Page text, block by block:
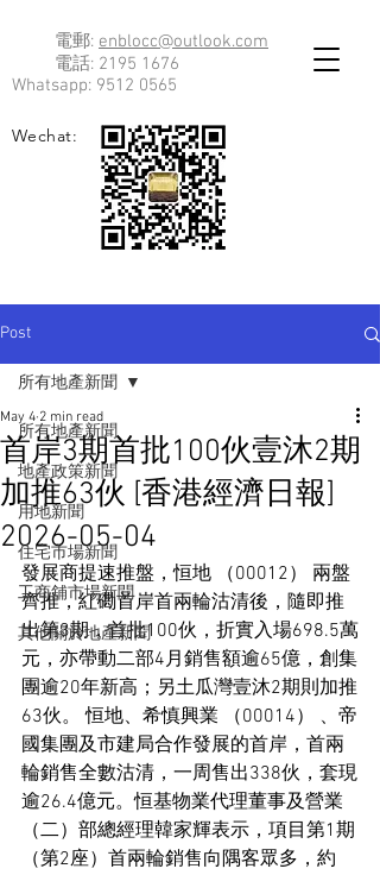
電郵: enblocc@outlook.com
電話: 2195 1676
Whatsapp: 9512 0565
Wechat:
Post
所有地產新聞
地產政策新聞
用地新聞
住宅市場新聞
工商舖市場新聞
其他關於地產新聞
所有地產新聞
首岸3期首批100伙壹沐2期
加推63伙 [香港經濟日報]
2026-05-04
May 4 2 min read
發展商提速推盤，恒地 （00012） 兩盤
齊推，紅磡首岸首兩輪沽清後，隨即推
出第3期，首批100伙，折實入場698.5萬
元，亦帶動二部4月銷售額逾65億，創集
團逾20年新高；另土瓜灣壹沐2期則加推
63伙。 恒地、希慎興業 （00014） 、帝
國集團及市建局合作發展的首岸，首兩
輪銷售全數沽清，一周售出338伙，套現
逾26.4億元。恒基物業代理董事及營業
（二）部總經理韓家輝表示，項目第1期
（第2座）首兩輪銷售向隅客眾多，約